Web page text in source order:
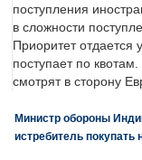
поступления
в сложности
Приоритет отдается
поступает по
смотрят в сторону
Министр обороны
истребитель покупать